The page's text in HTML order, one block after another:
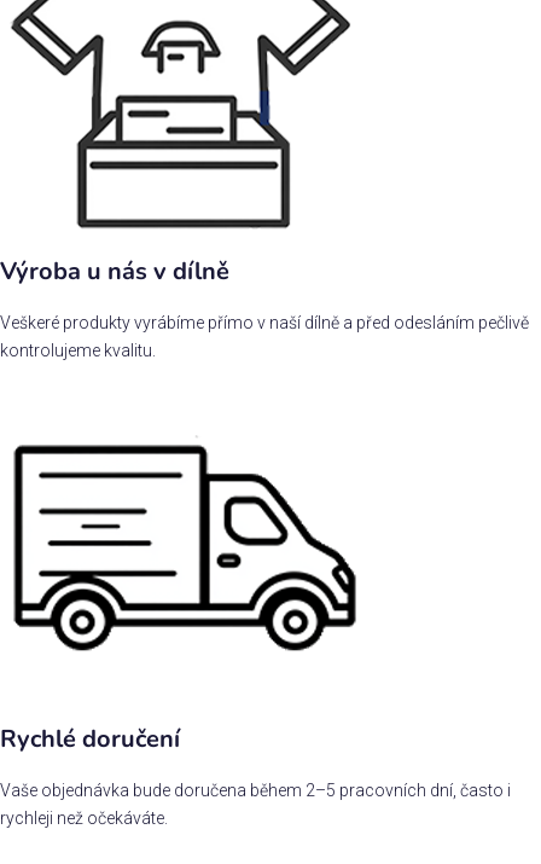
Výroba u nás v dílně
Veškeré produkty vyrábíme přímo v naší dílně a před odesláním pečlivě
kontrolujeme kvalitu.
Rychlé doručení
Vaše objednávka bude doručena během 2–5 pracovních dní, často i
rychleji než očekáváte.